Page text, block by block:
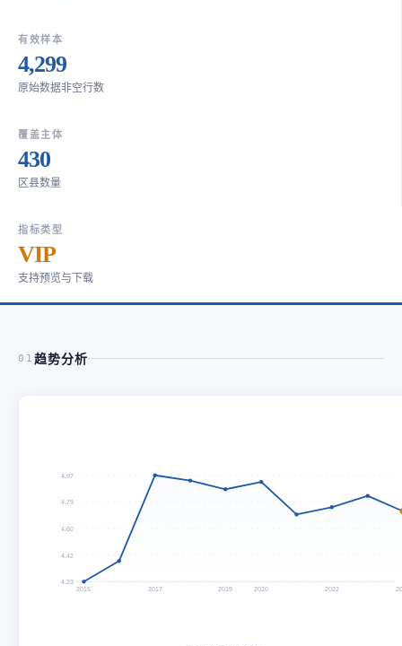
有效样本
4,299
原始数据非空行数
覆盖主体
430
区县数量
指标类型
VIP
支持预览与下载
01 趋势分析
4.97
4.79
4.60
4.42
4.23
2015 2017 2019 2020 2022